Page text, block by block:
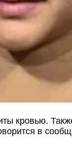
кровью.
в